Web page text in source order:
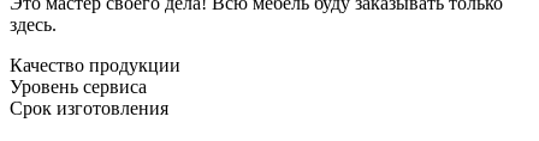
здесь.
Качество продукции
Уровень сервиса
Срок изготовления